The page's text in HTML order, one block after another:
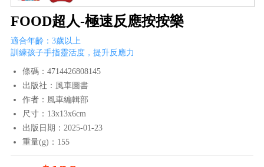
FOOD超人-極速反應按按樂
適合年齡：3歲以上
訓練孩子手指靈活度，提升反應力
條碼：4714426808145
出版社：風車圖書
作者：風車編輯部
尺寸：13x13x6cm
出版日期：2025-01-23
重量(g)：155